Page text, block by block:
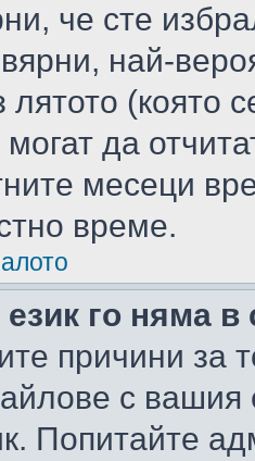
че сте
най-
лятото (която
да
месеци
време.
го няма в
причини за
с вашия
Попитайте